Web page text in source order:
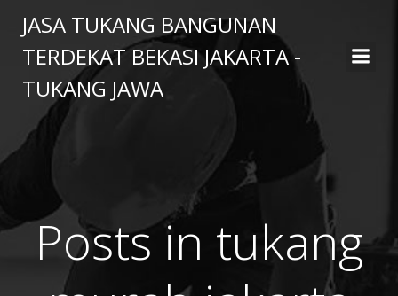
to
content
JASA TUKANG BANGUNAN
TERDEKAT BEKASI JAKARTA -
TUKANG JAWA
Posts in tukang